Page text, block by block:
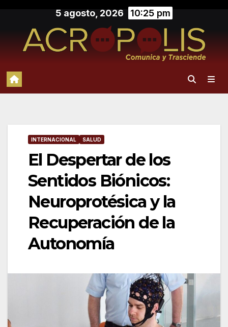
contenido
5 agosto, 2026 10:25 pm
INTERNACIONAL SALUD
El Despertar de los
Sentidos Biónicos:
Neuroprotésica y la
Recuperación de la
Autonomía